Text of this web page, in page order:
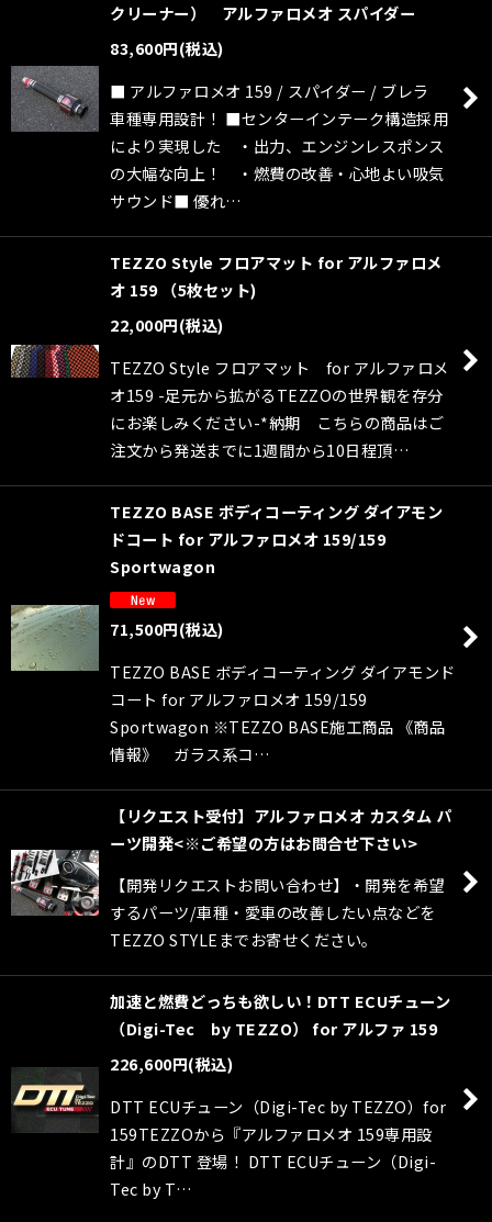
クリーナー） アルファロメオ スパイダー
83,600円(税込)
■ アルファロメオ 159 / スパイダー / ブレラ
車種専用設計！ ■センターインテーク構造採用
により実現した ・出力、エンジンレスポンス
の大幅な向上！ ・燃費の改善・心地よい吸気
サウンド■ 優れ…
TEZZO Style フロアマット for アルファロメ
オ 159 （5枚セット)
22,000円(税込)
TEZZO Style フロアマット for アルファロメ
オ159 -足元から拡がるTEZZOの世界観を存分
にお楽しみください-*納期 こちらの商品はご
注文から発送までに1週間から10日程頂…
TEZZO BASE ボディコーティング ダイアモン
ドコート for アルファロメオ 159/159
Sportwagon
71,500円(税込)
TEZZO BASE ボディコーティング ダイアモンド
コート for アルファロメオ 159/159
Sportwagon ※TEZZO BASE施工商品 《商品
情報》 ガラス系コ…
【リクエスト受付】アルファロメオ カスタム パ
ーツ開発<※ご希望の方はお問合せ下さい>
【開発リクエストお問い合わせ】・開発を希望
するパーツ/車種・愛車の改善したい点などを
TEZZO STYLEまでお寄せください。
加速と燃費どっちも欲しい！DTT ECUチューン
（Digi-Tec by TEZZO） for アルファ 159
226,600円(税込)
DTT ECUチューン（Digi-Tec by TEZZO）for
159TEZZOから『アルファロメオ 159専用設
計』のDTT 登場！ DTT ECUチューン（Digi-
Tec by T…